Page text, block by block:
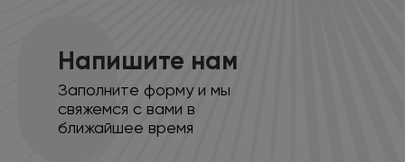
Напишите нам
Заполните форму и мы
свяжемся с вами в
ближайшее время